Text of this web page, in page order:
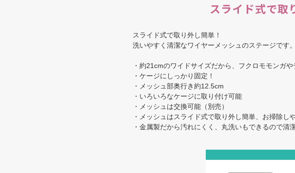
スライド式で取
スライド式で取り外し簡単！
洗いやすく清潔なワイヤーメッシュのステージです。
・約21cmのワイドサイズだから、フクロモモンガ
・ケージにしっかり固定！
・メッシュ部奥行き約12.5cm
・いろいろなケージに取り付け可能
・メッシュは交換可能（別売）
・メッシュはスライド式で取り外し簡単、お掃除し
・金属製だから汚れにくく、丸洗いもできるので清